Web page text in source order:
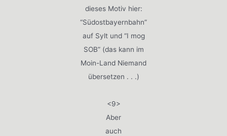
dieses Motiv hier:
“Südostbayernbahn”
auf Sylt und “I mog
SOB” (das kann im
Moin-Land Niemand
übersetzen . . .)
<9>
Aber
auch